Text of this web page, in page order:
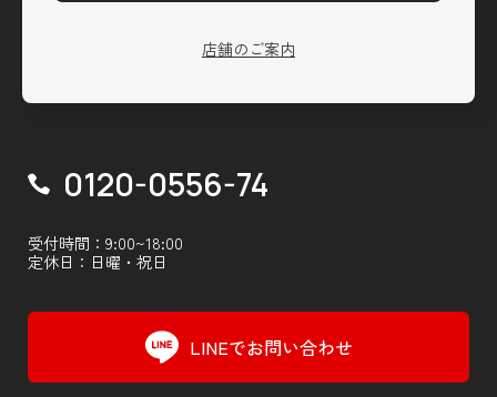
店舗のご案内
0120-0556-74
受付時間：9:00~18:00
定休日：日曜・祝日
LINEでお問い合わせ